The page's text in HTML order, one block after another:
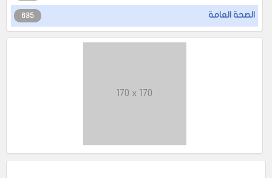
الصحة العامة 635
170 x 170